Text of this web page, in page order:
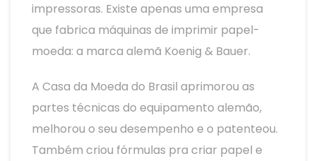
impressoras. Existe apenas uma empresa
que fabrica máquinas de imprimir papel-
moeda: a marca alemã Koenig & Bauer.
A Casa da Moeda do Brasil aprimorou as
partes técnicas do equipamento alemão,
melhorou o seu desempenho e o patenteou.
Também criou fórmulas pra criar papel e